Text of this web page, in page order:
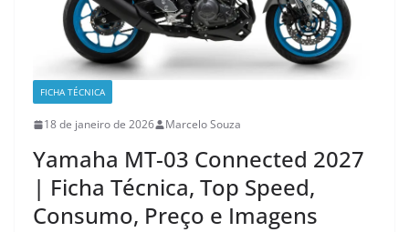
FICHA TÉCNICA
18 de janeiro de 2026 Marcelo Souza
Yamaha MT-03 Connected 2027
| Ficha Técnica, Top Speed,
Consumo, Preço e Imagens